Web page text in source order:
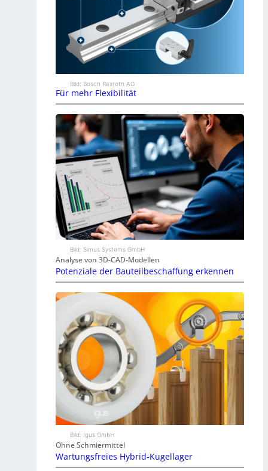
Bild: Bosch Rexroth AG
Für mehr Flexibilität
Bild: Simus Systems GmbH
Analyse von 3D-CAD-Modellen
Potenziale der Bauteilbeschaffung erkennen
Bild: Igus GmbH
Ohne Schmiermittel
Wartungsfreies Hybrid-Kugellager